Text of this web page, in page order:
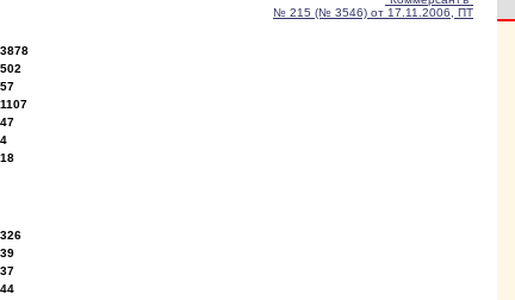
№ 215 (№ 3546) от 17.11.2006, ПТ
3878
502
57
1107
47
4
18
326
39
37
44